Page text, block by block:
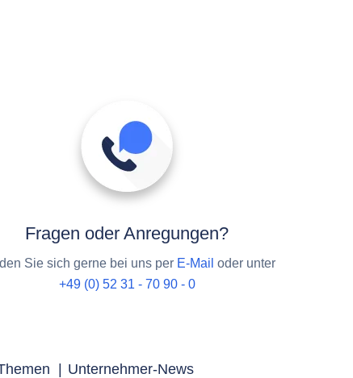
Fragen oder Anregungen?
Sie sich gerne bei uns per E-Mail oder unter
+49 (0) 52 31 - 70 90 - 0
| Unternehmer-News